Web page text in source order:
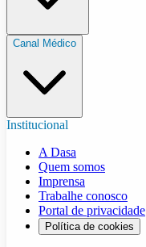
Canal Médico
Institucional
A Dasa
Quem somos
Imprensa
Trabalhe conosco
Portal de privacidade
Política de cookies